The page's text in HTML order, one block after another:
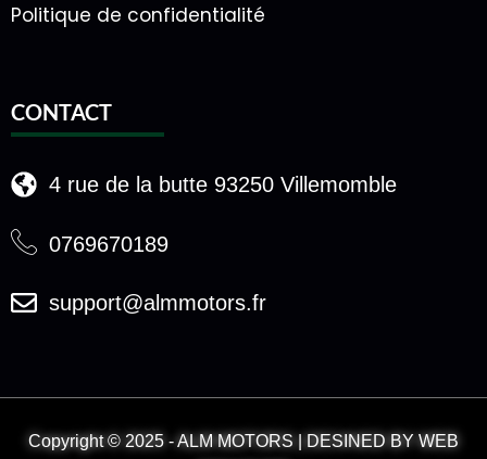
Politique de confidentialité
CONTACT
4 rue de la butte 93250 Villemomble
0769670189
support@almmotors.fr
Copyright © 2025 - ALM MOTORS | DESINED BY WEB